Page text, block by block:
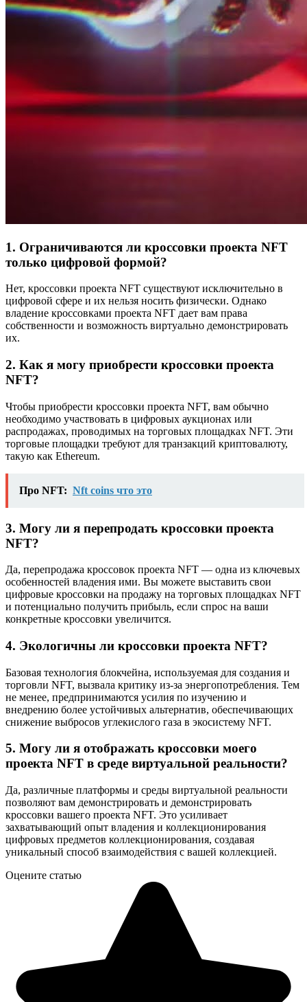
1. Ограничиваются ли кроссовки проекта NFT
только цифровой формой?
Нет, кроссовки проекта NFT существуют исключительно в
цифровой сфере и их нельзя носить физически. Однако
владение кроссовками проекта NFT дает вам права
собственности и возможность виртуально демонстрировать
их.
2. Как я могу приобрести кроссовки проекта
NFT?
Чтобы приобрести кроссовки проекта NFT, вам обычно
необходимо участвовать в цифровых аукционах или
распродажах, проводимых на торговых площадках NFT. Эти
торговые площадки требуют для транзакций криптовалюту,
такую ​​как Ethereum.
Про NFT: Nft coins что это
3. Могу ли я перепродать кроссовки проекта
NFT?
Да, перепродажа кроссовок проекта NFT — одна из ключевых
особенностей владения ими. Вы можете выставить свои
цифровые кроссовки на продажу на торговых площадках NFT
и потенциально получить прибыль, если спрос на ваши
конкретные кроссовки увеличится.
4. Экологичны ли кроссовки проекта NFT?
Базовая технология блокчейна, используемая для создания и
торговли NFT, вызвала критику из-за энергопотребления. Тем
не менее, предпринимаются усилия по изучению и
внедрению более устойчивых альтернатив, обеспечивающих
снижение выбросов углекислого газа в экосистему NFT.
5. Могу ли я отображать кроссовки моего
проекта NFT в среде виртуальной реальности?
Да, различные платформы и среды виртуальной реальности
позволяют вам демонстрировать и демонстрировать
кроссовки вашего проекта NFT. Это усиливает
захватывающий опыт владения и коллекционирования
цифровых предметов коллекционирования, создавая
уникальный способ взаимодействия с вашей коллекцией.
Оцените статью